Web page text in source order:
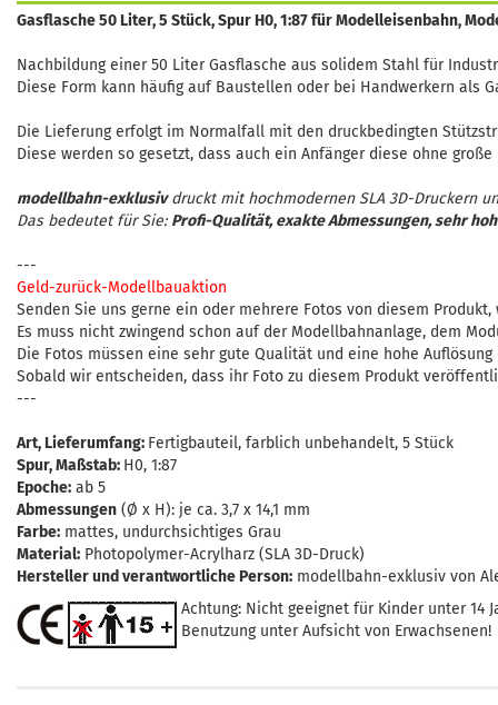
Gasflasche 50 Liter, 5 Stück, Spur H0, 1:87 für Modelleisenbahn,
Nachbildung einer 50 Liter Gasflasche aus solidem Stahl für
Diese Form kann häufig auf Baustellen oder bei Handwerkern als
Die Lieferung erfolgt im Normalfall mit den druckbedingten
Diese werden so gesetzt, dass auch ein Anfänger diese ohne
modellbahn-exklusivdruckt mit hochmodernen SLA 3D-Druckern
Das bedeutet für Sie: Profi-Qualität, exakte Abmessungen, sehr
---
Geld-zurück-Modellbauaktion
Senden Sie uns gerne ein oder mehrere Fotos von diesem
Es muss nicht zwingend schon auf der Modellbahnanlage, dem
Die Fotos müssen eine sehr gute Qualität und eine hohe
Sobald wir entscheiden, dass ihr Foto zu diesem Produkt
---
Art, Lieferumfang: Fertigbauteil, farblich unbehandelt, 5 Stück
Spur, Maßstab: H0, 1:87
Epoche: ab 5
Abmessungen (Ø x H): je ca. 3,7 x 14,1 mm
Farbe: mattes, undurchsichtiges Grau
Material: Photopolymer-Acrylharz (SLA 3D-Druck)
Hersteller und verantwortliche Person: modellbahn-exklusiv von
Achtung: Nicht geeignet für Kinder unter 14
Benutzung unter Aufsicht von Erwachsenen!